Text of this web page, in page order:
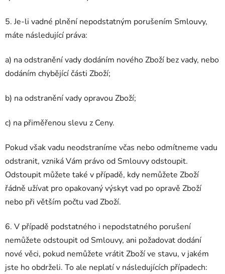
5. Je-li vadné plnění nepodstatným porušením Smlouvy,
máte následující práva:
a) na odstranění vady dodáním nového Zboží bez vady, nebo
dodáním chybějící části Zboží;
b) na odstranění vady opravou Zboží;
c) na přiměřenou slevu z Ceny.
Pokud však vadu neodstraníme včas nebo odmítneme vadu
odstranit, vzniká Vám právo od Smlouvy odstoupit.
Odstoupit můžete také v případě, kdy nemůžete Zboží
řádně užívat pro opakovaný výskyt vad po opravě Zboží
nebo při větším počtu vad Zboží.
6. V případě podstatného i nepodstatného porušení
nemůžete odstoupit od Smlouvy, ani požadovat dodání
nové věci, pokud nemůžete vrátit Zboží ve stavu, v jakém
jste ho obdrželi. To ale neplatí v následujících případech: